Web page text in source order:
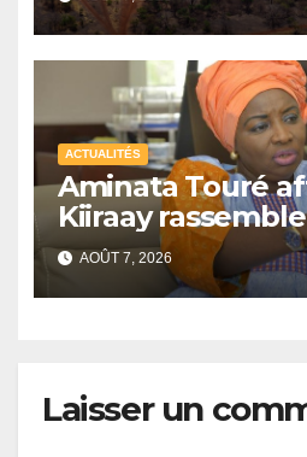
ACTUALITÉS
Aminata Touré
Kiiraay
de la moitié des
Sénégal
AOÛT 7, 2026
Laisser un